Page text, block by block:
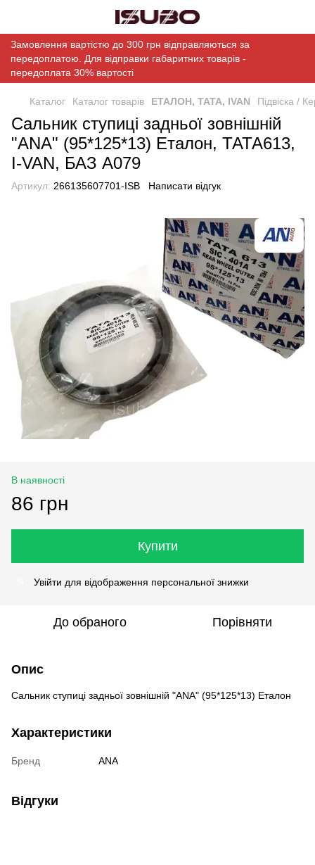
Замовлення вартістю до 300 грн відправляються за
передоплатою. Для відправки габаритних товарів -
передоплата 30% вартості
Каталог Каталог товарів ЕТАЛОН, ТАТА, IVAN Підвіска /
Сальник ступиці задньої зовнішній
"ANA" (95*125*13) Еталон, ТАТА613,
I-VAN, БАЗ А079
Артикул: 266135607701-ISB Написати відгук
В наявності
86 грн
Купити
Увійти для відображення персональної знижки
До обраного Порівняти
Опис
Сальник ступиці задньої зовнішній "ANA" (95*125*13) Еталон
Характеристики
Бренд ANA
Відгуки